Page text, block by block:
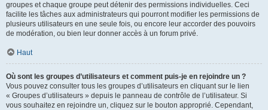
groupes et chaque groupe peut détenir des permissions individuelles. Ceci
facilite les tâches aux administrateurs qui pourront modifier les permissions de
plusieurs utilisateurs en une seule fois, ou encore leur accorder des pouvoirs
de modération, ou bien leur donner accès à un forum privé.
Haut
Où sont les groupes d’utilisateurs et comment puis-je en rejoindre un ?
Vous pouvez consulter tous les groupes d’utilisateurs en cliquant sur le lien
« Groupes d’utilisateurs » depuis le panneau de contrôle de l’utilisateur. Si
vous souhaitez en rejoindre un, cliquez sur le bouton approprié. Cependant,